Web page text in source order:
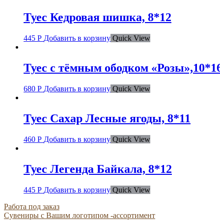
Туес Кедровая шишка, 8*12
445 Р Добавить в корзину Quick View
Туес с тёмным ободком
680 Р Добавить в корзину Quick View
Туес Сахар Лесные ягоды, 8*11
460 Р Добавить в корзину Quick View
Туес Легенда Байкала, 8*12
445 Р Добавить в корзину Quick View
Работа под заказ
Сувениры с Вашим логотипом -ассортимент